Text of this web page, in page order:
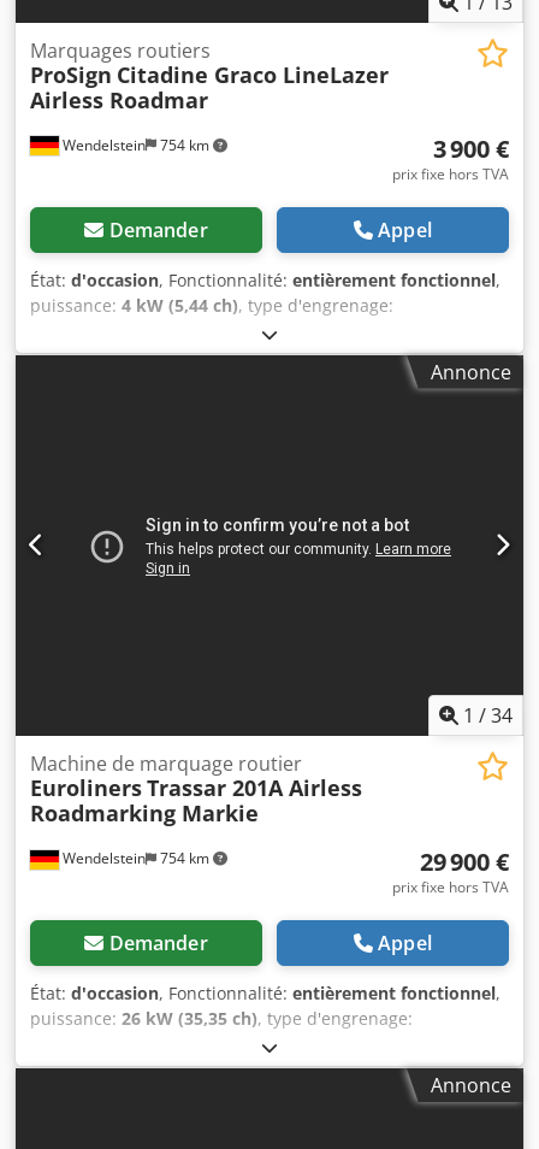
Wendelstein 754 km
Marquages routiers
ProSign Citadine Graco LineLazer
Airless Roadmar
3 900 €
prix fixe hors TVA
Demander Appel
État: d'occasion, Fonctionnalité: entièrement fonctionnel,
puissance: 4 kW (5,44 ch), type d'engrenage:
, type de carburant:
construction:1998, Machine de traçage : + ProSign +
Citadine + propulsion propre – hydraulique – avant et
réserve de disponibilité !
Annonce
1 /34
Wendelstein 754 km
Machine de marquage routier
EurolinersTrassar 201A Airless
Roadmarking Markie
29 900 €
prix fixe hors TVA
Demander Appel
État: d'occasion, Fonctionnalité: entièrement fonctionnel,
puissance: 26 kW (35,35 ch), type d'engrenage:
, type de carburant:
poids en ordre de marche:1 900 kg, configuration
Annonce